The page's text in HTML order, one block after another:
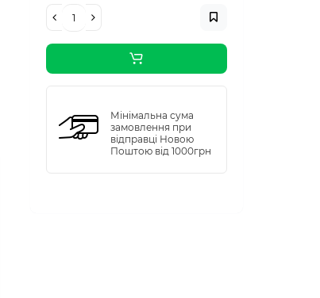
Мінімальна сума
замовлення при
відправці Новою
Поштою від 1000грн